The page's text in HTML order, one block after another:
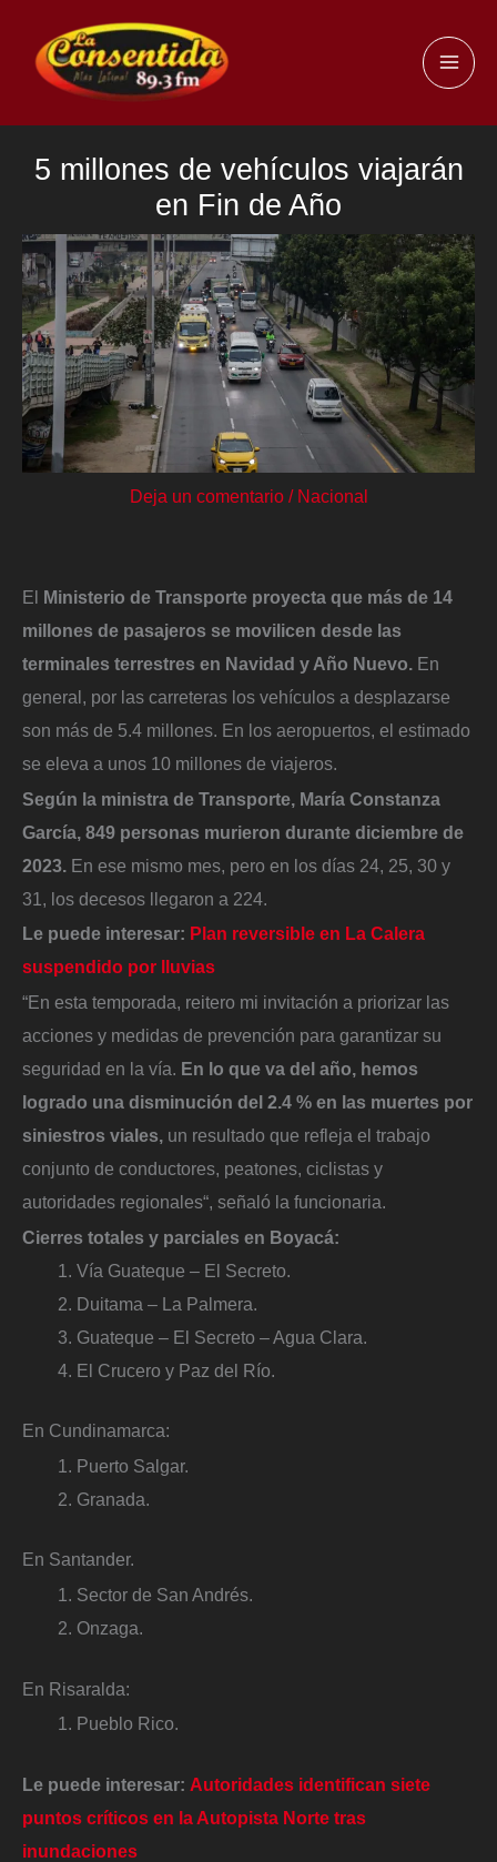
contenido
5 millones de vehículos viajarán
en Fin de Año
Deja un comentario / Nacional
El Ministerio de Transporte proyecta que más de 14
millones de pasajeros se movilicen desde las
terminales terrestres en Navidad y Año Nuevo. En
general, por las carreteras los vehículos a desplazarse
son más de 5.4 millones. En los aeropuertos, el estimado
se eleva a unos 10 millones de viajeros.
Según la ministra de Transporte, María Constanza
García, 849 personas murieron durante diciembre de
2023. En ese mismo mes, pero en los días 24, 25, 30 y
31, los decesos llegaron a 224.
Le puede interesar: Plan reversible en La Calera
suspendido por lluvias
“En esta temporada, reitero mi invitación a priorizar las
acciones y medidas de prevención para garantizar su
seguridad en la vía. En lo que va del año, hemos
logrado una disminución del 2.4 % en las muertes por
siniestros viales, un resultado que refleja el trabajo
conjunto de conductores, peatones, ciclistas y
autoridades regionales“, señaló la funcionaria.
Cierres totales y parciales en Boyacá:
Vía Guateque – El Secreto.
Duitama – La Palmera.
Guateque – El Secreto – Agua Clara.
El Crucero y Paz del Río.
En Cundinamarca:
Puerto Salgar.
Granada.
En Santander.
Sector de San Andrés.
Onzaga.
En Risaralda:
Pueblo Rico.
Le puede interesar: Autoridades identifican siete
puntos críticos en la Autopista Norte tras
inundaciones